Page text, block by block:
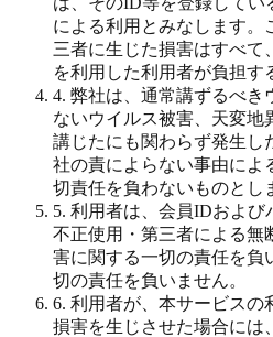
による利用とみなします。
三者に生じた損害はすべて
を利用した利用者が負担す
4. 弊社は、通常講ずるべき
ないウイルス被害、天変地
講じたにも関わらず発生し
社の責によらない事由によ
切責任を負わないものとし
5. 利用者は、会員IDおよび
不正使用・第三者による無
害に関する一切の責任を負
切の責任を負いません。
6. 利用者が、本サービスの
損害を生じさせた場合には